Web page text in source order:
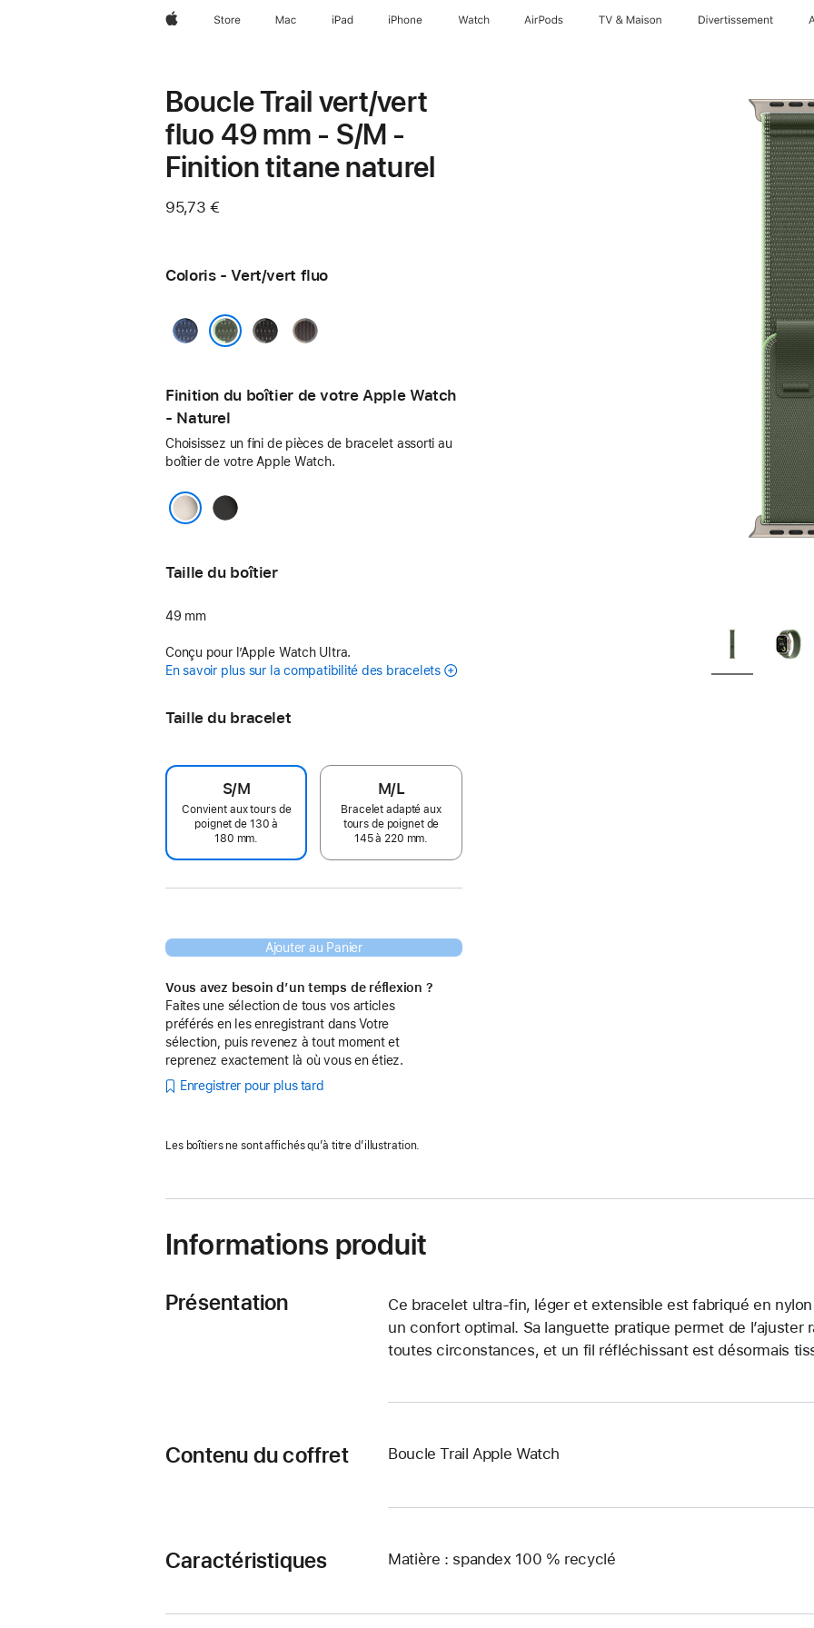
AppleStore Mac iPad iPhone Watch AirPods TV & Maison Divertissements
Boucle Trail vert/vert
fluo 49 mm - S/M -
Finition titane naturel
95,73 €
Coloris - Vert/vert fluo
Bleu/bleu
Noir/charbon
Bleu/noir
Finition du boîtier de votre Apple Watch
- Naturel
Choisissez un fini de pièces de bracelet assorti au
boîtier de votre Apple Watch.
Noir
Taille du boîtier
49 mm
Conçu pour l’Apple Watch Ultra.
En savoir plus sur la compatibilité des bracelets
Taille du bracelet
S/M
Convient aux tours de
poignet de 130 à
180 mm.
M/L
Bracelet adapté aux
tours de poignet de
145 à 220 mm.
Ajouter au Panier
Vous avez besoin d’un temps de réflexion ?
Faites une sélection de tous vos articles
préférés en les enregistrant dans Votre
sélection, puis revenez à tout moment et
reprenez exactement là où vous en étiez.
Enregistrer pour plus tard
Les boîtiers ne sont affichés qu’à titre d’illustration.
Informations produit
Présentation
Ce bracelet ultra-fin, léger et extensible est fabriqué en
un confort optimal. Sa languette pratique permet de
toutes circonstances, et un fil réfléchissant est désormais
Contenu du coffret Boucle Trail Apple Watch
Caractéristiques Matière : spandex 100 % recyclé